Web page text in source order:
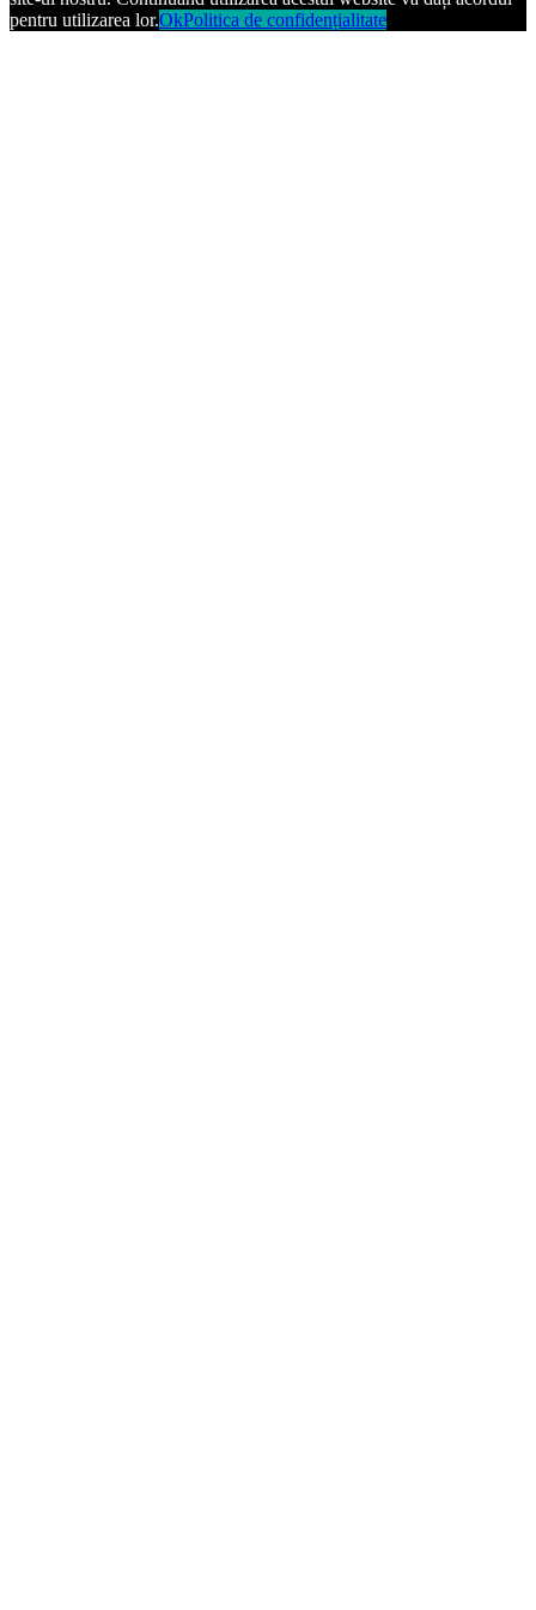
pentru utilizarea lor.OkPolitica de confidențialitate